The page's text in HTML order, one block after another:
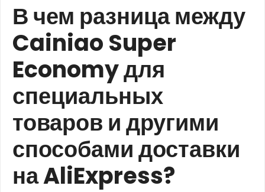
В чем разница между
Cainiao Super
Economy для
специальных
товаров и другими
способами доставки
на AliExpress?